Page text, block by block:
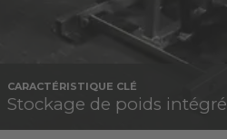
CARACTÉRISTIQUE CLÉ
Stockage de poids intégré